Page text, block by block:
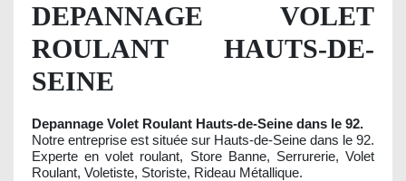
DEPANNAGE VOLET
ROULANT HAUTS-DE-
SEINE
Depannage Volet Roulant Hauts-de-Seine dans le 92.
Notre entreprise est située sur Hauts-de-Seine dans le 92.
Experte en volet roulant, Store Banne, Serrurerie, Volet
Roulant, Voletiste, Storiste, Rideau Métallique.